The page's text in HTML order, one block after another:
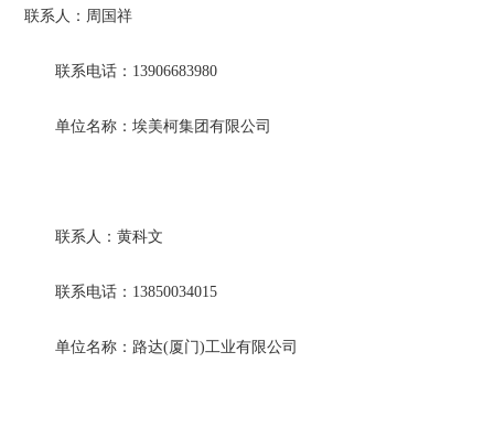
联系人：周国祥
联系电话：13906683980
单位名称：埃美柯集团有限公司
联系人：黄科文
联系电话：13850034015
单位名称：路达(厦门)工业有限公司